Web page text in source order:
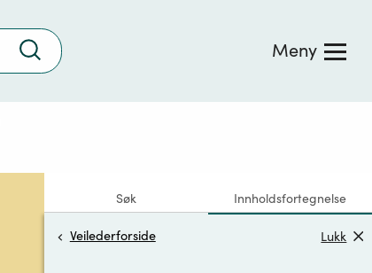
Trykk
søke
Meny
Søk Innholdsfortegnelse
Veilederforside Lukk